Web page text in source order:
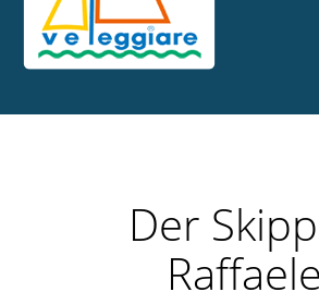
PREISE
Der
Raffaele